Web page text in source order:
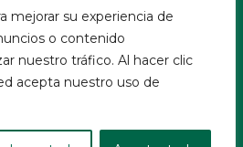
mejorar su experiencia de
o contenido
nuestro tráfico. Al hacer clic
acepta nuestro uso de